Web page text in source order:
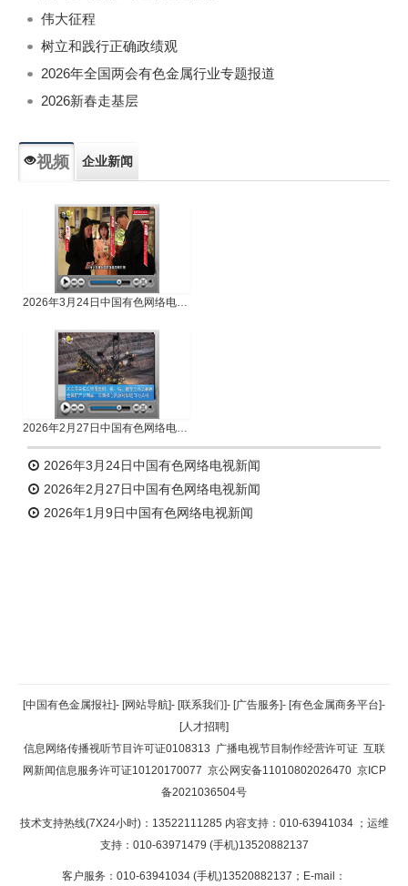
伟大征程
树立和践行正确政绩观
2026年全国两会有色金属行业专题报道
2026新春走基层
视频 企业新闻
2026年3月24日中国有色网络电视新闻
2026年2月27日中国有色网络电视新闻
2026年3月24日中国有色网络电视新闻
2026年2月27日中国有色网络电视新闻
2026年1月9日中国有色网络电视新闻
返回顶部
返回首页
[中国有色金属报社]- [网站导航]- [联系我们]- [广告服务]- [有色金属商务平台]-
[人才招聘]
信息网络传播视听节目许可证0108313 广播电视节目制作经营许可证 互联
网新闻信息服务许可证10120170077 京公网安备11010802026470 京ICP
备2021036504号
技术支持热线(7X24小时)：13522111285 内容支持：010-63941034 ；运维
支持：010-63971479 (手机)13520882137
客户服务：010-63941034 (手机)13520882137；E-mail：